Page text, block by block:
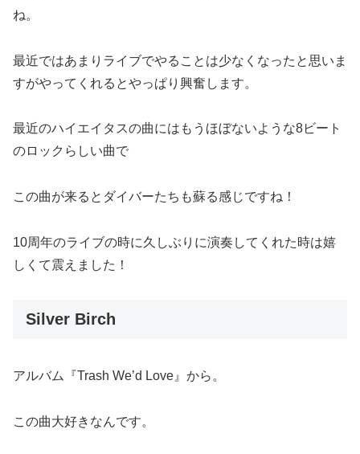
ね。
最近ではあまりライブでやることは少なくなったと思いま
すがやってくれるとやっぱり興奮します。
最近のハイエイタスの曲にはもうほぼないような8ビート
のロックらしい曲で
この曲が来るとダイバーたちも蘇る感じですね！
10周年のライブの時に久しぶりに演奏してくれた時は嬉
しくて震えました！
Silver Birch
アルバム『Trash We’d Love』から。
この曲大好きなんです。